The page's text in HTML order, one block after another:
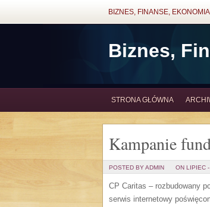
BIZNES, FINANSE, EKONOMIA
Biznes,
STRONA GŁÓWNA
Kampanie
POSTED BY ADMIN ON LIPIEC
CP Caritas – rozbudowany
serwis internetowy